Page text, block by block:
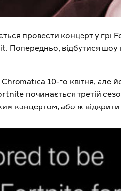
провести концерт у грі
. Попередньо, відбутися шоу
10-го квітня, але
починається третій
концертом, або ж